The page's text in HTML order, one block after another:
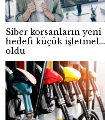
Siber korsanların yeni
hedefi küçük işletmeler
oldu